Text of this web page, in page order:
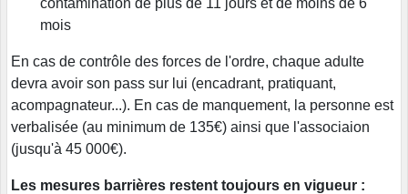
mois
En cas de contrôle des forces de l'ordre, chaque adulte
devra avoir son pass sur lui (encadrant, pratiquant,
acompagnateur...). En cas de manquement, la personne est
verbalisée (au minimum de 135€) ainsi que l'associaion
(jusqu'à 45 000€).
Les mesures barrières restent toujours en vigueur :